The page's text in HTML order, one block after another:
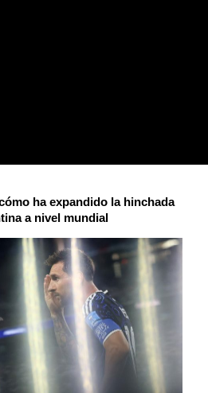
ha expandido la hinchada
a nivel mundial